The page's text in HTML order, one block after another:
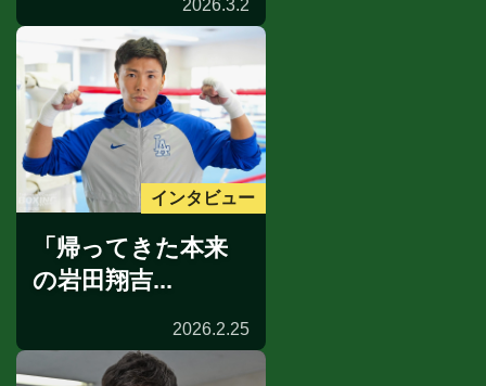
2026.3.2
インタビュー
「帰ってきた本来
の岩田翔吉...
2026.2.25